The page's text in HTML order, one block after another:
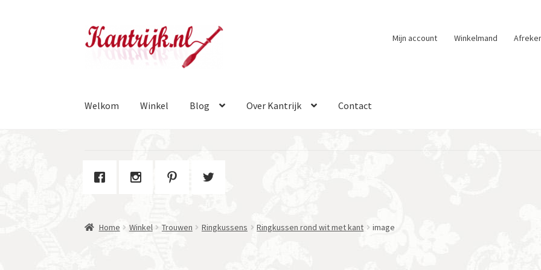
Ga
door
Ga
naar
Mijn account Winkelmand
Welkom Winkel Blog Over Kantrijk Contact
Home Winkel Trouwen Ringkussens Ringkussen rond wit met kant image